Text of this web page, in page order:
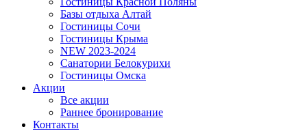
Базы отдыха Алтай
Гостиницы Сочи
Гостиницы Крыма
NEW 2023-2024
Санатории Белокурихи
Гостиницы Омска
Акции
Все акции
Раннее бронирование
Контакты